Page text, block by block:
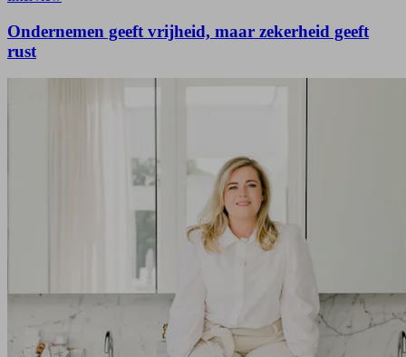
Ondernemen geeft vrijheid, maar zekerheid geeft
rust